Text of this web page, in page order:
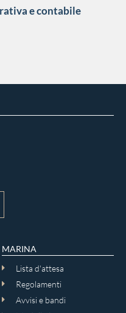
e contabile
MARINA
Lista d'attesa
Regolamenti
Avvisi e bandi